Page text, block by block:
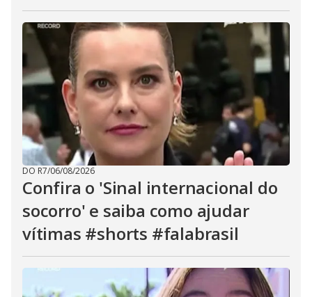
DO R7/06/08/2026
Confira o 'Sinal internacional do
socorro' e saiba como ajudar
vítimas #shorts #falabrasil